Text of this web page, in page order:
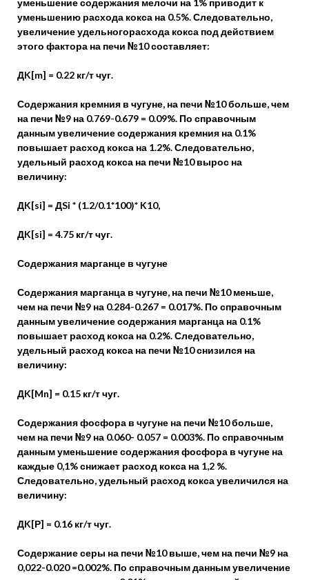
уменьшение содержания мелочи на 1% приводит к
уменьшению расхода кокса на 0.5%. Следовательно,
увеличение удельногорасхода кокса под действием
этого фактора на печи №10 составляет:
ДK[m] = 0.22 кг/т чуг.
Содержания кремния в чугуне, на печи №10 больше, чем
на печи №9 на 0.769-0.679 = 0.09%. По справочным
данным увеличение содержания кремния на 0.1%
повышает расход кокса на 1.2%. Следовательно,
удельный расход кокса на печи №10 вырос на
величину:
ДK[si] = ДSi * (1.2/0.1*100)* K10,
ДK[si] = 4.75 кг/т чуг.
Содержания марганце в чугуне
Содержания марганца в чугуне, на печи №10 меньше,
чем на печи №9 на 0.284-0.267 = 0.017%. По справочным
данным увеличение содержания марганца на 0.1%
повышает расход кокса на 0.2%. Следовательно,
удельный расход кокса на печи №10 снизился на
величину:
ДK[Mn] = 0.15 кг/т чуг.
Содержания фосфора в чугуне на печи №10 больше,
чем на печи №9 на 0.060- 0.057 = 0.003%. По справочным
данным уменьшение содержания фосфора в чугуне на
каждые 0,1% снижает расход кокса на 1,2 %.
Следовательно, удельный расход кокса увеличился на
величину:
ДK[Р] = 0.16 кг/т чуг.
Содержание серы на печи №10 выше, чем на печи №9 на
0,022-0.020 =0.002%. По справочным данным увеличение